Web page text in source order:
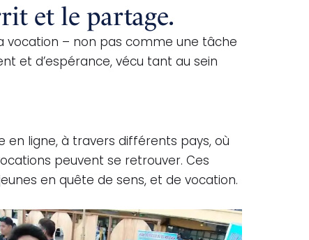
et le partage.
vocation – non pas comme une tâche
et d’espérance, vécu tant au sein
en ligne, à travers différents pays, où
peuvent se retrouver. Ces
en quête de sens, et de vocation.